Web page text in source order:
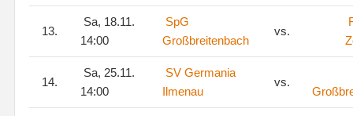
13.
Sa, 18.11.
14:00
SpG
Großbreitenbach
vs.
14.
Sa, 25.11.
14:00
SV Germania
Ilmenau
vs.